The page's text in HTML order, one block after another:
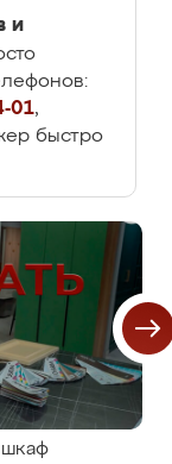
и
01,
быстро
шкаф